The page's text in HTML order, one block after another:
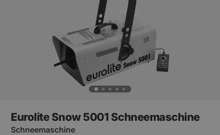
Eurolite Snow 5001 Schneemaschine
Schneemaschine